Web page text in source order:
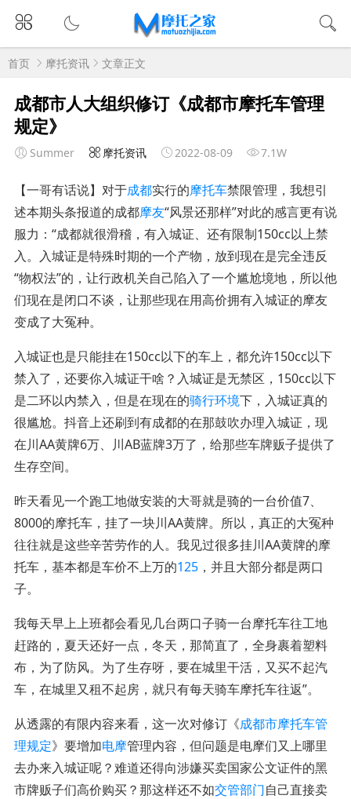
首页 摩托资讯 文章正文
成都市人大组织修订《成都市摩托车管理
规定》
Summer 摩托资讯 2022-08-09 7.1W
【一哥有话说】对于成都实行的摩托车禁限管理，我想引
述本期头条报道的成都摩友“风景还那样”对此的感言更有说
服力：“成都就很滑稽，有入城证、还有限制150cc以上禁
入。入城证是特殊时期的一个产物，放到现在是完全违反
“物权法”的，让行政机关自己陷入了一个尴尬境地，所以他
们现在是闭口不谈，让那些现在用高价拥有入城证的摩友
变成了大冤种。
入城证也是只能挂在150cc以下的车上，都允许150cc以下
禁入了，还要你入城证干啥？入城证是无禁区，150cc以下
是二环以内禁入，但是在现在的骑行环境下，入城证真的
很尴尬。抖音上还刷到有成都的在那鼓吹办理入城证，现
在川AA黄牌6万、川AB蓝牌3万了，给那些车牌贩子提供了
生存空间。
昨天看见一个跑工地做安装的大哥就是骑的一台价值7、
8000的摩托车，挂了一块川AA黄牌。所以，真正的大冤种
往往就是这些辛苦劳作的人。我见过很多挂川AA黄牌的摩
托车，基本都是车价不上万的125，并且大部分都是两口
子。
我每天早上上班都会看见几台两口子骑一台摩托车往工地
赶路的，夏天还好一点，冬天，那简直了，全身裹着塑料
布，为了防风。为了生存呀，要在城里干活，又买不起汽
车，在城里又租不起房，就只有每天骑车摩托车往返”。
从透露的有限内容来看，这一次对修订《成都市摩托车管
理规定》要增加电摩管理内容，但问题是电摩们又上哪里
去办来入城证呢？难道还得向涉嫌买卖国家公文证件的黑
市牌贩子们高价购买？那这样还不如交管部门自己直接卖